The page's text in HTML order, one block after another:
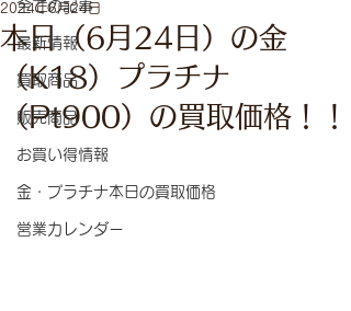
全ての記事
最新情報
買取商品
販売商品
お買い得情報
金・プラチナ本日の買取価格
営業カレンダー
本日（6月24日）の金
（K18）プラチナ
（Pt900）の買取価格！！
2024年6月24日